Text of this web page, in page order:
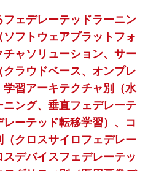
ェデレーテッドラーニン
フトウェアプラットフォ
ャソリューション、サー
ラウドベース、オンプレ
学習アーキテクチャ別（水
ング、垂直フェデレーテ
ーテッド転移学習）、コ
クロスサイロフェデレー
デバイスフェデレーテッ